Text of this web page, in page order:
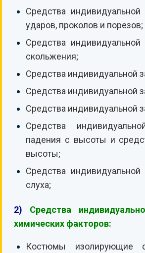
Средства
ударов, проколов и порезов;
Средства
скольжения;
Средства индивидуальной
Средства индивидуальной
Средства индивидуальной
Средства
падения с высоты и
высоты;
Средства
слуха;
2)
Средства
химических факторов:
Костюмы изолирующие